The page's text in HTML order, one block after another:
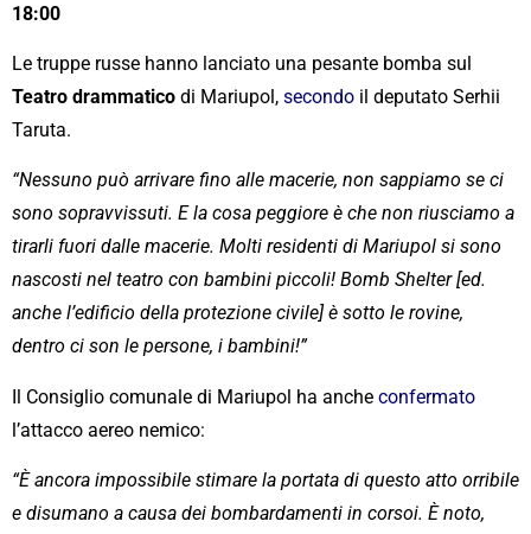
18:00
Le truppe russe hanno lanciato una pesante bomba sul
Teatro drammatico di Mariupol, secondo il deputato Serhii
Taruta.
“Nessuno può arrivare fino alle macerie, non sappiamo se ci
sono sopravvissuti. E la cosa peggiore è che non riusciamo a
tirarli fuori dalle macerie. Molti residenti di Mariupol si sono
nascosti nel teatro con bambini piccoli! Bomb Shelter [ed.
anche l’edificio della protezione civile] è sotto le rovine,
dentro ci son le persone, i bambini!”
Il Consiglio comunale di Mariupol ha anche confermato
l’attacco aereo nemico:
“È ancora impossibile stimare la portata di questo atto orribile
e disumano a causa dei bombardamenti in corsoi. È noto,